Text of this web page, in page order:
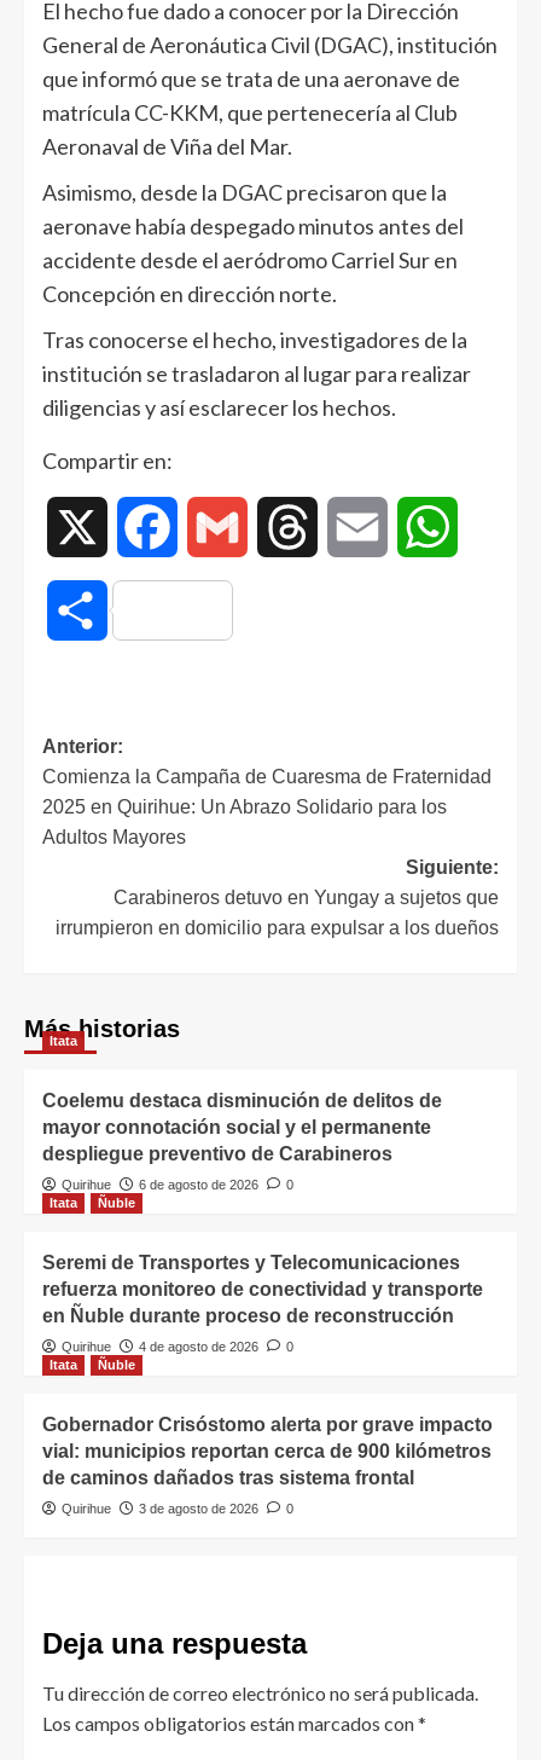
El hecho fue dado a conocer por la Dirección
General de Aeronáutica Civil (DGAC), institución
que informó que se trata de una aeronave de
matrícula CC-KKM, que pertenecería al Club
Aeronaval de Viña del Mar.
Asimismo, desde la DGAC precisaron que la
aeronave había despegado minutos antes del
accidente desde el aeródromo Carriel Suren
Concepción en dirección norte.
Tras conocerse el hecho, investigadores de la
institución se trasladaron al lugar para realizar
diligencias y así esclarecer los hechos.
Compartir en:
Facebook Gmail Threads Email
Compartir
Anterior:
Comienza la Campaña de Cuaresma de Fraternidad
2025 en Quirihue: Un Abrazo Solidario para los
Adultos Mayores
Siguiente:
Carabineros detuvo en Yungay a sujetos que
irrumpieron en domicilio para expulsar a los dueños
Más historias
Itata
Coelemu destaca disminución de delitos de
mayor connotación social y el permanente
despliegue preventivo de Carabineros
Quirihue 6 de agosto de 2026
0
Itata
Ñuble
Seremi de Transportes y Telecomunicaciones
refuerza monitoreo de conectividad y transporte
en Ñuble durante proceso de reconstrucción
Quirihue 4 de agosto de 2026
0
Itata
Ñuble
Gobernador Crisóstomo alerta por grave impacto
vial: municipios reportan cerca de 900 kilómetros
de caminos dañados tras sistema frontal
Quirihue 3 de agosto de 2026 0
Deja una respuesta
Tu dirección de correo electrónico no será publicada.
Los campos obligatorios están marcados con*